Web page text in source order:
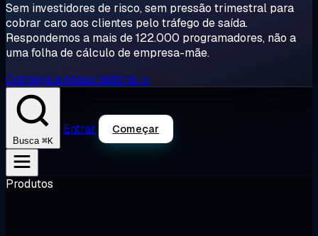
Sem investidores de risco, sem pressão trimestral para
cobrar caro aos clientes pelo tráfego de saída.
Respondemos a mais de 122.000 programadores, não a
uma folha de cálculo de empresa-mãe.
Conheça a nossa história →
Busca ⌘K
Entrar Começar
Produtos